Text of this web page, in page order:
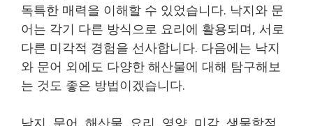
독특한 매력을 이해할 수 있었습니다. 낙지와 문
어는 각기 다른 방식으로 요리에 활용되며, 서로
다른 미각적 경험을 선사합니다. 다음에는 낙지
와 문어 외에도 다양한 해산물에 대해 탐구해보
는 것도 좋은 방법이겠습니다.
낙지, 문어, 해산물, 요리, 영양, 미각, 생물학적